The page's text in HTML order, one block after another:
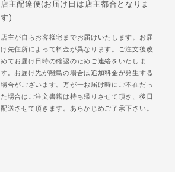
店主配達便(お届け日は店主都合となりま
す)
店主が自らお客様宅までお届けいたします。お届
け先住所によって料金が異なります。ご注文後改
めてお届け日時の確認のためご連絡をいたしま
す。お届け先が離島の場合は追加料金が発生する
場合がございます。万が一お届け時にご不在だっ
た場合はご注文書籍は持ち帰りさせて頂き、後日
配送させて頂きます。あらかじめご了承下さい。